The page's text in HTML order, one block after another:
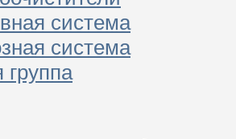
система
система
группа